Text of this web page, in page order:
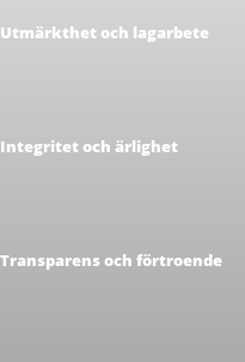
Utmärkthet och lagarbete
Integritet och ärlighet
Transparens och förtroende